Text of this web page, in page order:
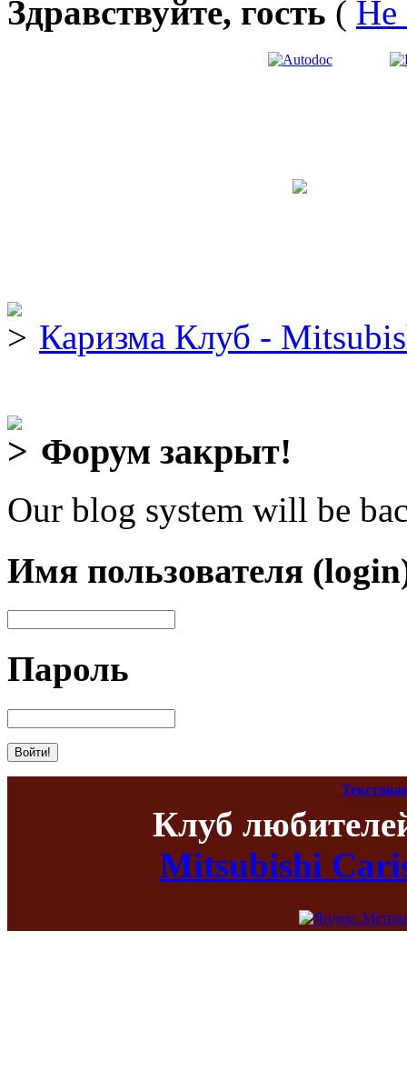
Здравствуйте, гость ( Не
Каризма Клуб -
Форум закрыт!
Our blog system will be
Имя пользователя
Пароль
Клуб
Mitsubishi